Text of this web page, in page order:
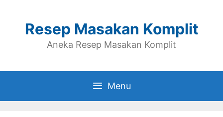
contentResep Masakan Komplit
Aneka Resep Masakan Komplit
Menu